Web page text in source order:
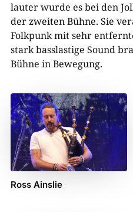
lauter wurde es bei den
der zweiten Bühne. Sie
Folkpunk mit sehr
stark basslastige Sound
Bühne in Bewegung.
Ross Ainslie